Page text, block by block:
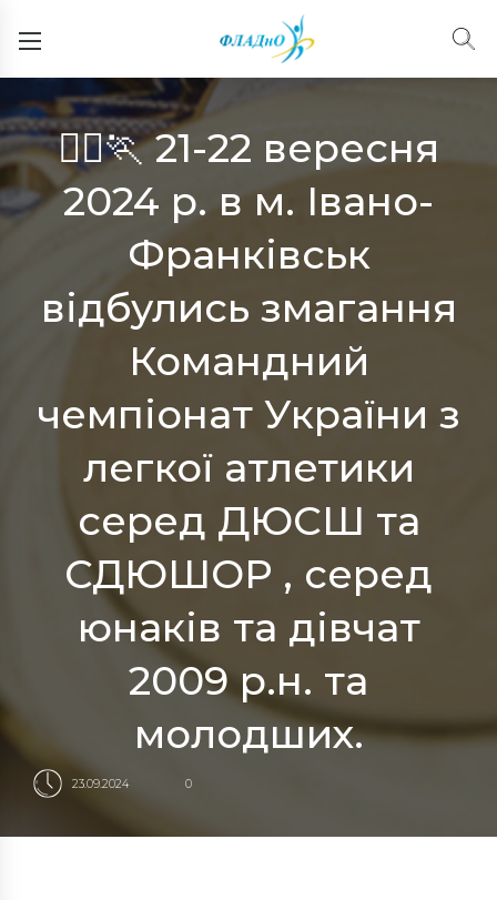
🏃‍♀️🏃 21-22 вересня
2024 р. в м. Івано-
Франківськ
відбулись змагання
Командний
чемпіонат України з
легкої атлетики
серед ДЮСШ та
СДЮШОР , серед
юнаків та дівчат
2009 р.н. та
молодших.
23.09.2024 0